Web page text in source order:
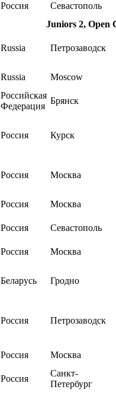
Россия
Севастополь
Juniors 2, Open
Russia Петрозаводск
Russia Moscow
Российская
Федерация
Брянск
Россия Курск
Россия Москва
Россия
Москва
Россия Севастополь
Россия Москва
Беларусь Гродно
Россия Петрозаводск
Россия Москва
Россия
Санкт-
Петербург